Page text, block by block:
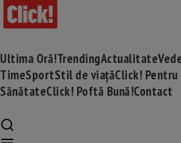
Ultima Oră!TrendingActualitate
TimeSportStil de viațăClick! Pentru
SănătateClick! Poftă Bună!Contact